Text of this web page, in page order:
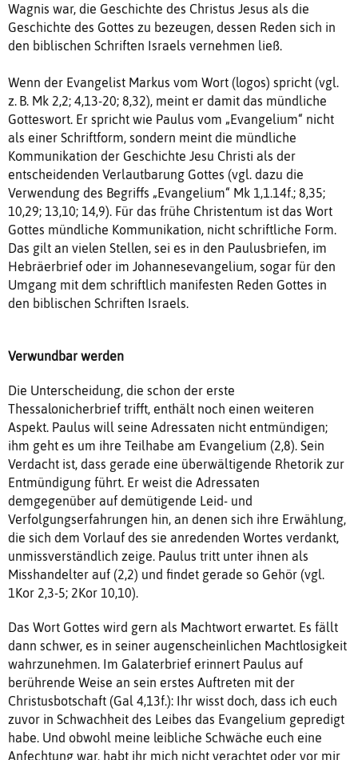
Wagnis war, die Geschichte des Christus Jesus als die
Geschichte des Gottes zu bezeugen, dessen Reden sich in
den biblischen Schriften Israels vernehmen ließ.
Wenn der Evangelist Markus vom Wort (logos) spricht (vgl.
z. B. Mk 2,2; 4,13-20; 8,32), meint er damit das mündliche
Gotteswort. Er spricht wie Paulus vom „Evangelium“ nicht
als einer Schriftform, sondern meint die mündliche
Kommunikation der Geschichte Jesu Christi als der
entscheidenden Verlautbarung Gottes (vgl. dazu die
Verwendung des Begriffs „Evangelium“ Mk 1,1.14f.; 8,35;
10,29; 13,10; 14,9). Für das frühe Christentum ist das Wort
Gottes mündliche Kommunikation, nicht schriftliche Form.
Das gilt an vielen Stellen, sei es in den Paulusbriefen, im
Hebräerbrief oder im Johannesevangelium, sogar für den
Umgang mit dem schriftlich manifesten Reden Gottes in
den biblischen Schriften Israels.
Verwundbar werden
Die Unterscheidung, die schon der erste
Thessalonicherbrief trifft, enthält noch einen weiteren
Aspekt. Paulus will seine Adressaten nicht entmündigen;
ihm geht es um ihre Teilhabe am Evangelium (2,8). Sein
Verdacht ist, dass gerade eine überwältigende Rhetorik zur
Entmündigung führt. Er weist die Adressaten
demgegenüber auf demütigende Leid- und
Verfolgungserfahrungen hin, an denen sich ihre Erwählung,
die sich dem Vorlauf des sie anredenden Wortes verdankt,
unmissverständlich zeige. Paulus tritt unter ihnen als
Misshandelter auf (2,2) und findet gerade so Gehör (vgl.
1Kor 2,3-5; 2Kor 10,10).
Das Wort Gottes wird gern als Machtwort erwartet. Es fällt
dann schwer, es in seiner augenscheinlichen Machtlosigkeit
wahrzunehmen. Im Galaterbrief erinnert Paulus auf
berührende Weise an sein erstes Auftreten mit der
Christusbotschaft (Gal 4,13f.): Ihr wisst doch, dass ich euch
zuvor in Schwachheit des Leibes das Evangelium gepredigt
habe. Und obwohl meine leibliche Schwäche euch eine
Anfechtung war, habt ihr mich nicht verachtet oder vor mir